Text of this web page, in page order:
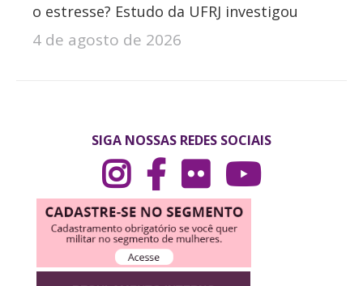
o estresse? Estudo da UFRJ investigou
4 de agosto de 2026
SIGA NOSSAS REDES SOCIAIS